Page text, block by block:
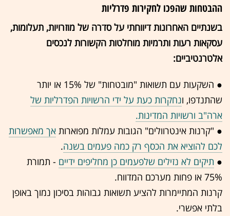
ההבטחות שהפכו לחקירות פדרליות
בשנתיים האחרונות דיווחתי על סדרה של מוזרויות, תעלומות,
עסקאות רעות ותרמיות מוחלטות הקשורות לנכסים
אלטרנטיביים:
● השקעות עם תשואות "מובטחות" של 15% או יותר
שהתנדפו, ונחקרות כעת על ידי הרשויות הפדרליות של
ארה"ב ורשויות המדינות.
● "קרנות אינטרוולים" הגובות עמלות מפוארות אך מאפשרות
לכם להוציא את הכסף רק כמה פעמים בשנה.
● תיקים לא נזילים שלפעמים כן מחליפים ידיים - תמורת
75% או פחות מערכם המדווח.
קרנות המתיימרות להציע תשואות גבוהות בסיכון נמוך באופן
בלתי אפשרי.